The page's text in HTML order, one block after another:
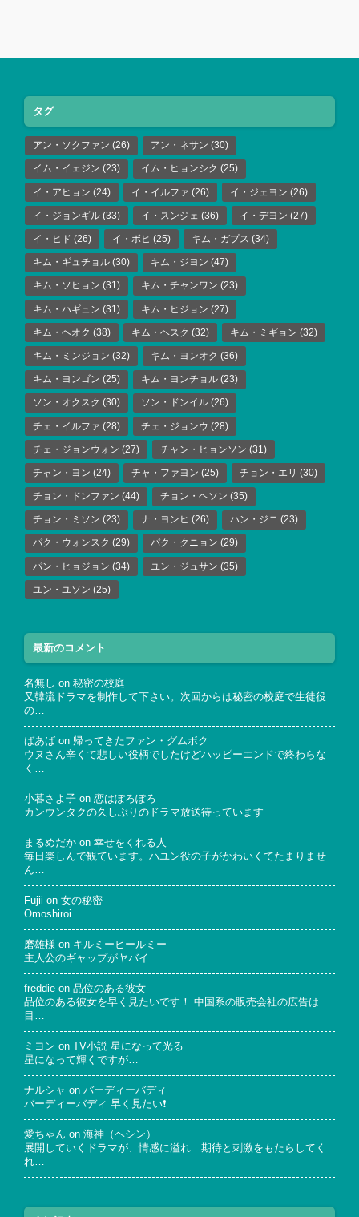
タグ
アン・ソクファン (26) アン・ネサン (30)
イム・イェジン (23) イム・ヒョンシク (25)
イ・アヒョン (24) イ・イルファ (26) イ・ジェヨン (26)
イ・ジョンギル (33) イ・スンジェ (36) イ・デヨン (27)
イ・ヒド (26) イ・ボヒ (25) キム・ガプス (34)
キム・ギュチョル (30) キム・ジヨン (47)
キム・ソヒョン (31) キム・チャンワン (23)
キム・ハギュン (31) キム・ヒジョン (27)
キム・ヘオク (38) キム・ヘスク (32) キム・ミギョン (32)
キム・ミンジョン (32) キム・ヨンオク (36)
キム・ヨンゴン (25) キム・ヨンチョル (23)
ソン・オクスク (30) ソン・ドンイル (26)
チェ・イルファ (28) チェ・ジョンウ (28)
チェ・ジョンウォン (27) チャン・ヒョンソン (31)
チャン・ヨン (24) チャ・ファヨン (25) チョン・エリ (30)
チョン・ドンファン (44) チョン・ヘソン (35)
チョン・ミソン (23) ナ・ヨンヒ (26) ハン・ジニ (23)
パク・ウォンスク (29) パク・クニョン (29)
パン・ヒョジョン (34) ユン・ジュサン (35)
ユン・ユソン (25)
最新のコメント
名無し on 秘密の校庭
又韓流ドラマを制作して下さい。次回からは秘密の校庭で生徒役
の…
ばあば on 帰ってきたファン・グムボク
ウヌさん辛くて悲しい役柄でしたけどハッピーエンドで終わらな
く…
小暮さよ子 on 恋はぽろぽろ
カンウンタクの久しぶりのドラマ放送待っています
まるめだか on 幸せをくれる人
毎日楽しんで観ています。ハユン役の子がかわいくてたまりませ
ん…
Fujii on 女の秘密
Omoshiroi
磨雄様 on キルミーヒールミー
主人公のギャップがヤバイ
freddie on 品位のある彼女
品位のある彼女を早く見たいです！ 中国系の販売会社の広告は
目…
ミヨン on TV小説 星になって光る
星になって輝くですが…
ナルシャ on バーディーバディ
バーディーバディ 早く見たい❗
愛ちゃん on 海神（ヘシン）
展開していくドラマが、情感に溢れ 期待と刺激をもたらしてく
れ…